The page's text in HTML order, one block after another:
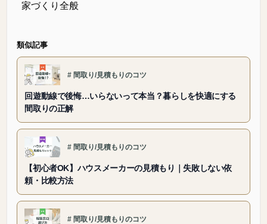
家づくり全般
類似記事
# 間取り/見積もりのコツ
回遊動線で後悔…いらないって本当？暮らしを快適にする
間取りの正解
# 間取り/見積もりのコツ
【初心者OK】ハウスメーカーの見積もり｜失敗しない依
頼・比較方法
# 間取り/見積もりのコツ